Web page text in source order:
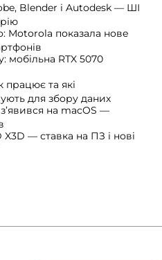
Blender і Autodesk — ШІ
Motorola показала нове
мобільна RTX 5070
працює та які
для збору даних
на macOS —
X3D — ставка на ПЗ і нові